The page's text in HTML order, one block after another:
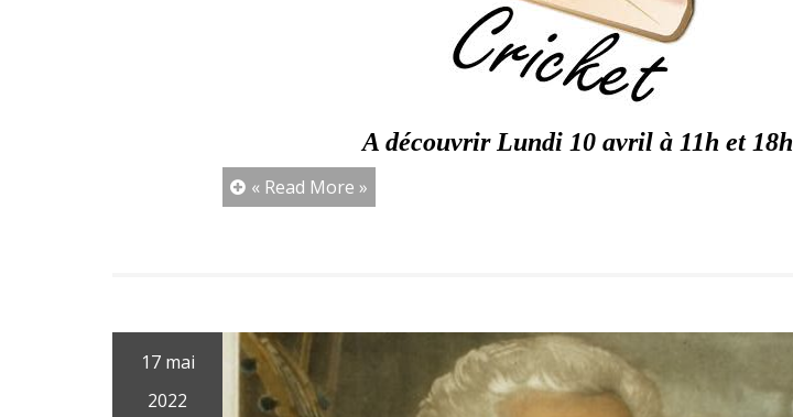
A découvrir Lundi 10 avril à 11h et 18h
« Read More »
17 mai
2022